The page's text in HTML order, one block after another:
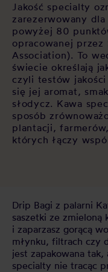
Jakość specialty
zarezerwowany
powyżej 80
opracowanej
Association). To
świecie określają
czyli testów
się jej aromat,
słodycz. Kawa
sposób
plantacji,
których łączy
Drip Bagi z palarni
saszetki ze zmieloną
i zaparzasz gorącą
młynku, filtrach czy
jest zapakowana tak,
specialty nie tracąc